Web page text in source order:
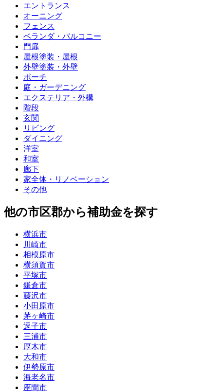
エントランス
オーニング
フェンス
ベランダ・バルコニー
門扉
屋根塗装・屋根
外壁塗装・外壁
ポーチ
庭・ガーデニング
エクステリア・外構
階段
玄関
リビング
ダイニング
洋室
和室
廊下
家全体・リノベーション
その他
他の市区郡から補助金を探す
横浜市
川崎市
相模原市
横須賀市
平塚市
鎌倉市
藤沢市
小田原市
茅ヶ崎市
逗子市
三浦市
厚木市
大和市
伊勢原市
海老名市
座間市